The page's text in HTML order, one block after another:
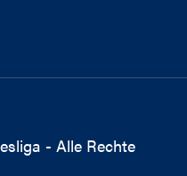
- Alle Rechte